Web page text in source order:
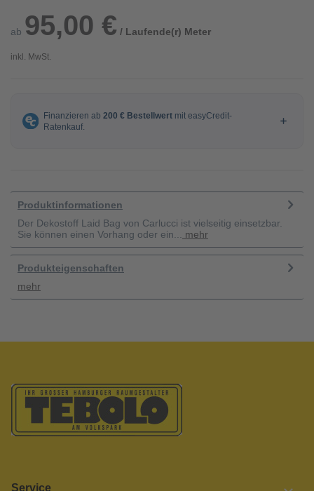
ab 95,00 € / Laufende(r) Meter
inkl. MwSt.
Produktinformationen
Der Dekostoff Laid Bag von Carlucci ist vielseitig einsetzbar.
Sie können einen Vorhang oder ein...
mehr
Produkteigenschaften
mehr
Service